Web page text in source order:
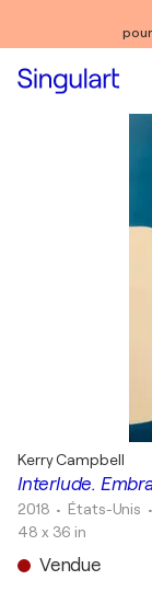
Interlude.
Kerry Campbell
2018 • États-Unis •
48 x 36 in
Vendue